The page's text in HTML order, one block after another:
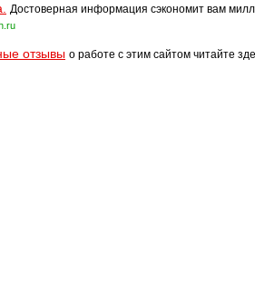
Достоверная информация сэкономит вам
отзывы о работе с этим сайтом читайте